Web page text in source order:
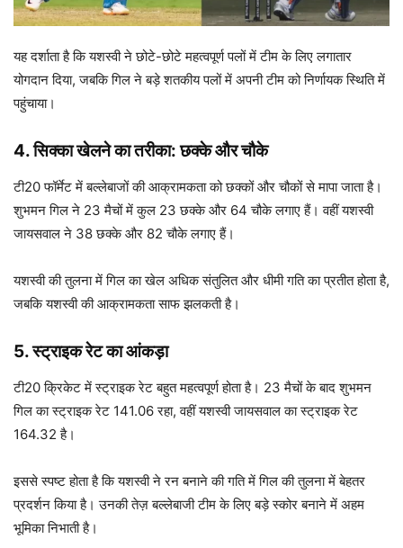
यह दर्शाता है कि यशस्वी ने छोटे-छोटे महत्वपूर्ण पलों में टीम के लिए लगातार
योगदान दिया, जबकि गिल ने बड़े शतकीय पलों में अपनी टीम को निर्णायक स्थिति में
पहुंचाया।
4.सिक्का खेलने का तरीका: छक्के और चौके
टी20 फॉर्मेट में बल्लेबाजों की आक्रामकता को छक्कों और चौकों से मापा जाता है।
शुभमन गिल ने 23 मैचों में कुल 23 छक्के और 64 चौके लगाए हैं। वहीं यशस्वी
जायसवाल ने 38 छक्के और 82 चौके लगाए हैं।
यशस्वी की तुलना में गिल का खेल अधिक संतुलित और धीमी गति का प्रतीत होता है,
जबकि यशस्वी की आक्रामकता साफ झलकती है।
5.स्ट्राइक रेट का आंकड़ा
टी20 क्रिकेट में स्ट्राइक रेट बहुत महत्वपूर्ण होता है। 23 मैचों के बाद शुभमन
गिल का स्ट्राइक रेट 141.06 रहा, वहीं यशस्वी जायसवाल का स्ट्राइक रेट
164.32 है।
इससे स्पष्ट होता है कि यशस्वी ने रन बनाने की गति में गिल की तुलना में बेहतर
प्रदर्शन किया है। उनकी तेज़ बल्लेबाजी टीम के लिए बड़े स्कोर बनाने में अहम
भूमिका निभाती है।